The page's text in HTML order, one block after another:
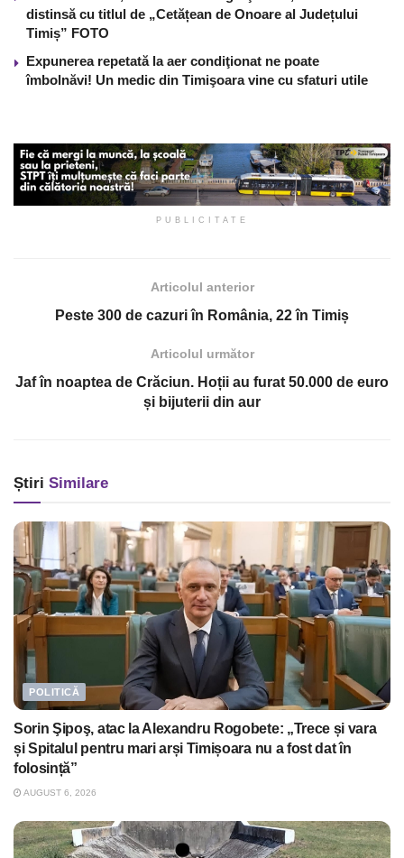
distinsă cu titlul de „Cetățean de Onoare al Județului
Timiș” FOTO
Expunerea repetată la aer condiţionat ne poate
îmbolnăvi! Un medic din Timişoara vine cu sfaturi utile
PUBLICITATE
Articolul anterior
Peste 300 de cazuri în România, 22 în Timiș
Articolul următor
Jaf în noaptea de Crăciun. Hoții au furat 50.000 de euro
și bijuterii din aur
Știri Similare
POLITICĂ
Sorin Şipoş, atac la Alexandru Rogobete: „Trece și vara
și Spitalul pentru mari arși Timișoara nu a fost dat în
folosință”
AUGUST 6, 2026